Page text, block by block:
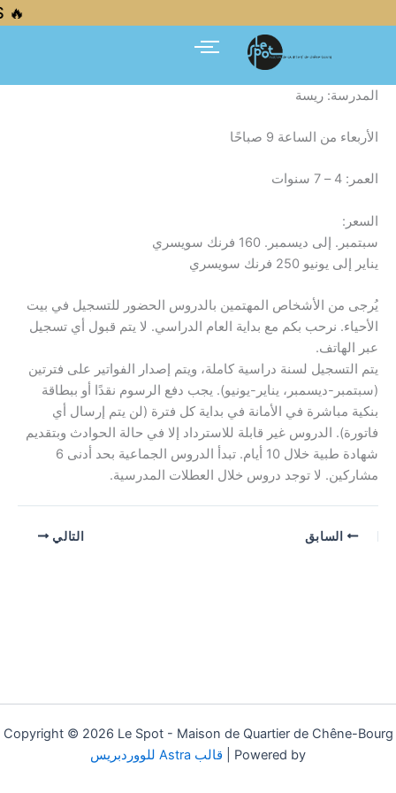
إلى
🔥 FRESH NEWS — FRESH NEWS — FRESH NEWS — FRESH NEWS 🔥
المدرسة: ريسة
الأربعاء من الساعة 9 صباحًا
العمر: 4 – 7 سنوات
السعر:
سبتمبر. إلى ديسمبر. 160 فرنك سويسري
يناير إلى يونيو 250 فرنك سويسري
يُرجى من الأشخاص المهتمين بالدروس الحضور للتسجيل في بيت
الأحياء. نرحب بكم مع بداية العام الدراسي. لا يتم قبول أي تسجيل
عبر الهاتف.
يتم التسجيل لسنة دراسية كاملة، ويتم إصدار الفواتير على فترتين
(سبتمبر-ديسمبر، يناير-يونيو). يجب دفع الرسوم نقدًا أو ببطاقة
بنكية مباشرة في الأمانة في بداية كل فترة (لن يتم إرسال أي
فاتورة). الدروس غير قابلة للاسترداد إلا في حالة الحوادث وبتقديم
شهادة طبية خلال 10 أيام. تبدأ الدروس الجماعية بحد أدنى 6
مشاركين. لا توجد دروس خلال العطلات المدرسية.
السابق التالي
Copyright © 2026 Le Spot - Maison de Quartier de Chêne-Bourg
| Powered by
قالب Astra للووردبريس